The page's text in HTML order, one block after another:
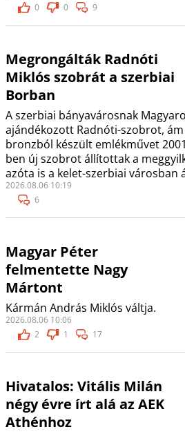
0
0 9
Megrongálták Radnóti
Miklós szobrát a szerbiai
Borban
A szerbiai bányavárosnak
ajándékozott Radnóti-szobrot,
bronzból készült emlékművet
ben új szobrot állítottak a
azóta is a kelet-szerbiai városban
2026.08.06 10:19
6
Magyar Péter
felmentette Nagy
Mártont
Kármán András Miklós váltja.
2026.08.06 10:06
2
1 17
Hivatalos: Vitális Milán
négy évre írt alá az AEK
Athénhoz